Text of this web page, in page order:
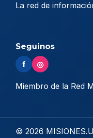
La red de
Seguinos
f ◎
Miembro de la Red
© 2026